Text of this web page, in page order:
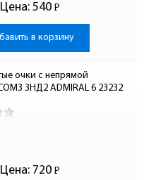
Цена: 540 Р
-
в корзину
очки с непрямой
ЗНД2 ADMIRAL 6 23232
Цена: 720 Р
-